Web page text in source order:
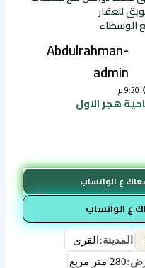
للعقار
الوسطاء
Abdulrahman-
admin
9:20 م
هجر الاول
ع الواتساب
ع الواتساب
المدينة: القرى
280 متر مربع